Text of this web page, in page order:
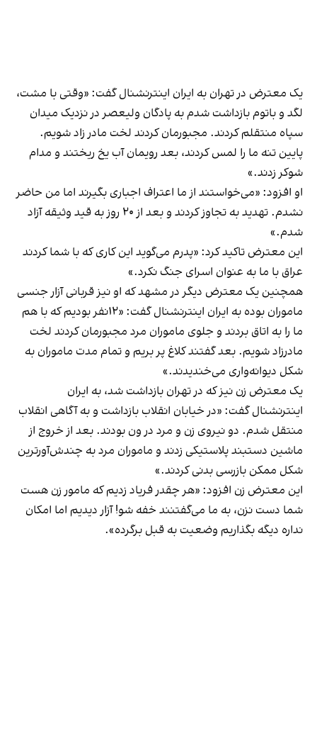
یک معترض در تهران به ایران اینترنشنال گفت: «وقتی با مشت،
‌لگد و باتوم بازداشت شدم به پادگان ولیعصر در نزدیک میدان
سپاه منتقلم کردند. مجبورمان کردند لخت مادر زاد شویم.
پایین تنه ما را لمس کردند، ‌بعد رویمان آب یخ ریختند و مدام
شوکر زدند.»
او افزود: «می‌خواستند از ما اعتراف اجباری بگیرند اما من حاضر
نشدم. تهدید به تجاوز کردند و بعد از ۲۰ روز به قید وثیقه آزاد
شدم.»
این معترض تاکید کرد: «پدرم می‌گوید این کاری که با شما کردند
عراق با ما به عنوان اسرای جنگ نکرد.»
همچنین یک معترض دیگر در مشهد که او نیز قربانی آزار جنسی
ماموران بوده به ایران اینترنشنال گفت: «۱۲نفر بودیم که با هم
ما را به اتاق بردند و جلوی ماموران مرد مجبورمان کردند لخت
مادرزاد شویم. بعد گفتند کلاغ پر بریم و تمام مدت ماموران به
شکل دیوانه‌واری می‌خندیدند.»
یک معترض زن نیز که در تهران بازداشت شد، به ایران
اینترنشنال گفت: «در خیابان انقلاب بازداشت و به آگاهی انقلاب
منتقل شدم. ‌دو نیروی زن و مرد در ون بودند. بعد از خروج از
ماشین دستبند پلاستیکی زدند و ماموران مرد به چندش‌آورترین
شکل ممکن بازرسی بدنی کردند.»
این معترض زن افزود: «‌هر چقدر فریاد زدیم که مامور زن هست
شما دست نزن، به ما می‌گفتنند خفه شو! آزار دیدیم اما امکان
نداره دیگه بگذاریم وضعیت به قبل برگرده».